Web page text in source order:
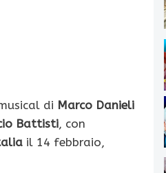
di Marco Danieli
Battisti, con
il 14 febbraio,